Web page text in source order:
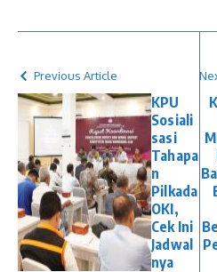
Previous Article
KPU
Sosiali
sasi
Tahapa
n
Pilkada
OKI,
Cek Ini
Jadwal
nya